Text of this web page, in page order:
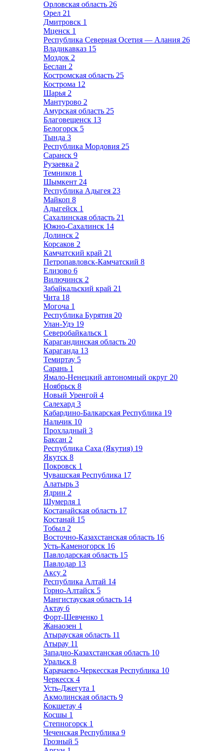
Орловская область 26
Орел 21
Дмитровск 1
Мценск 1
Республика Северная Осетия — Алания 26
Владикавказ 15
Моздок 2
Беслан 2
Костромская область 25
Кострома 12
Шарья 2
Мантурово 2
Амурская область 25
Благовещенск 13
Белогорск 5
Тында 3
Республика Мордовия 25
Саранск 9
Рузаевка 2
Темников 1
Шымкент 24
Республика Адыгея 23
Майкоп 8
Адыгейск 1
Сахалинская область 21
Южно-Сахалинск 14
Долинск 2
Корсаков 2
Камчатский край 21
Петропавловск-Камчатский 8
Елизово 6
Вилючинск 2
Забайкальский край 21
Чита 18
Могоча 1
Республика Бурятия 20
Улан-Удэ 19
Северобайкальск 1
Карагандинская область 20
Караганда 13
Темиртау 5
Сарань 1
Ямало-Ненецкий автономный округ 20
Ноябрьск 8
Новый Уренгой 4
Салехард 3
Кабардино-Балкарская Республика 19
Нальчик 10
Прохладный 3
Баксан 2
Республика Саха (Якутия) 19
Якутск 8
Покровск 1
Чувашская Республика 17
Алатырь 3
Ядрин 2
Шумерля 1
Костанайская область 17
Костанай 15
Тобыл 2
Восточно-Казахстанская область 16
Усть-Каменогорск 16
Павлодарская область 15
Павлодар 13
Аксу 2
Республика Алтай 14
Горно-Алтайск 5
Мангистауская область 14
Актау 6
Форт-Шевченко 1
Жанаозен 1
Атырауская область 11
Атырау 11
Западно-Казахстанская область 10
Уральск 8
Карачаево-Черкесская Республика 10
Черкесск 4
Усть-Джегута 1
Акмолинская область 9
Кокшетау 4
Косшы 1
Степногорск 1
Чеченская Республика 9
Грозный 5